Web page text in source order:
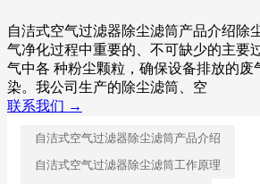
自洁式空气过滤器除尘滤筒产品介绍除
气净化过程中重要的、不可缺少的主要
气中各 种粉尘颗粒，确保设备排放的废
染。我公司生产的除尘滤筒、空
联系我们 →
自洁式空气过滤器除尘滤筒产品介绍
自洁式空气过滤器除尘滤筒工作原理